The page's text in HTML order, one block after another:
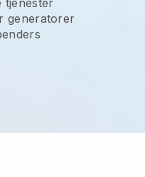
generatorer